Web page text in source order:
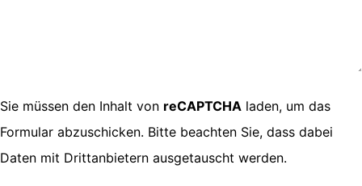
Sie müssen den Inhalt von reCAPTCHA laden, um das
Formular abzuschicken. Bitte beachten Sie, dass dabei
Daten mit Drittanbietern ausgetauscht werden.